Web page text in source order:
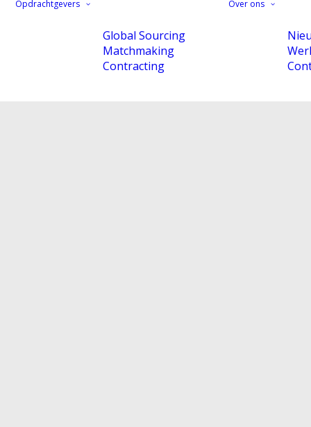
Opdrachtgevers
Global Sourcing
Matchmaking
Contracting
Over ons